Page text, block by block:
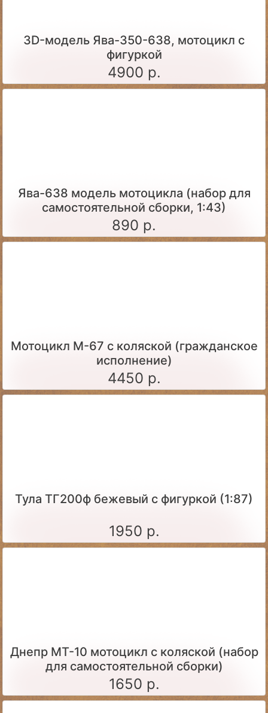
3D-модель Ява-350-638, мотоцикл с
фигуркой
4900 р.
Ява-638 модель мотоцикла (набор для
самостоятельной сборки, 1:43)
890 р.
Мотоцикл М-67 с коляской (гражданское
исполнение)
4450 р.
Тула ТГ200ф бежевый с фигуркой (1:87)
1950 р.
Днепр МТ-10 мотоцикл с коляской (набор
для самостоятельной сборки)
1650 р.